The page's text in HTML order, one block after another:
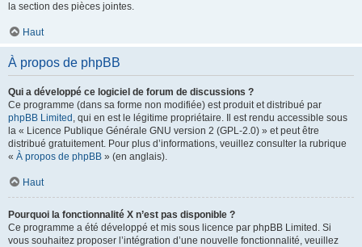
la section des pièces jointes.
Haut
À propos de phpBB
Qui a développé ce logiciel de forum de discussions ?
Ce programme (dans sa forme non modifiée) est produit et distribué par
phpBB Limited , qui en est le légitime propriétaire. Il est rendu accessible sous
la « Licence Publique Générale GNU version 2 (GPL-2.0) » et peut être
distribué gratuitement. Pour plus d’informations, veuillez consulter la rubrique
« À propos de phpBB » (en anglais).
Haut
Pourquoi la fonctionnalité X n’est pas disponible ?
Ce programme a été développé et mis sous licence par phpBB Limited. Si
vous souhaitez proposer l’intégration d’une nouvelle fonctionnalité, veuillez